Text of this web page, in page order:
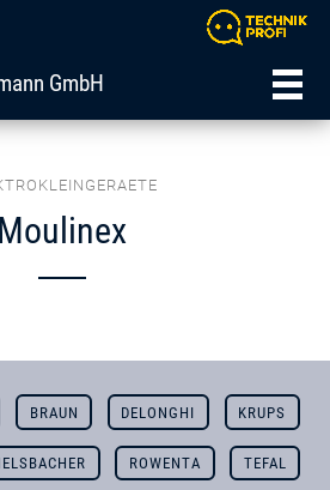
GmbH
Moulinex
BRAUN DELONGHI KRUPS
ROWENTA TEFAL